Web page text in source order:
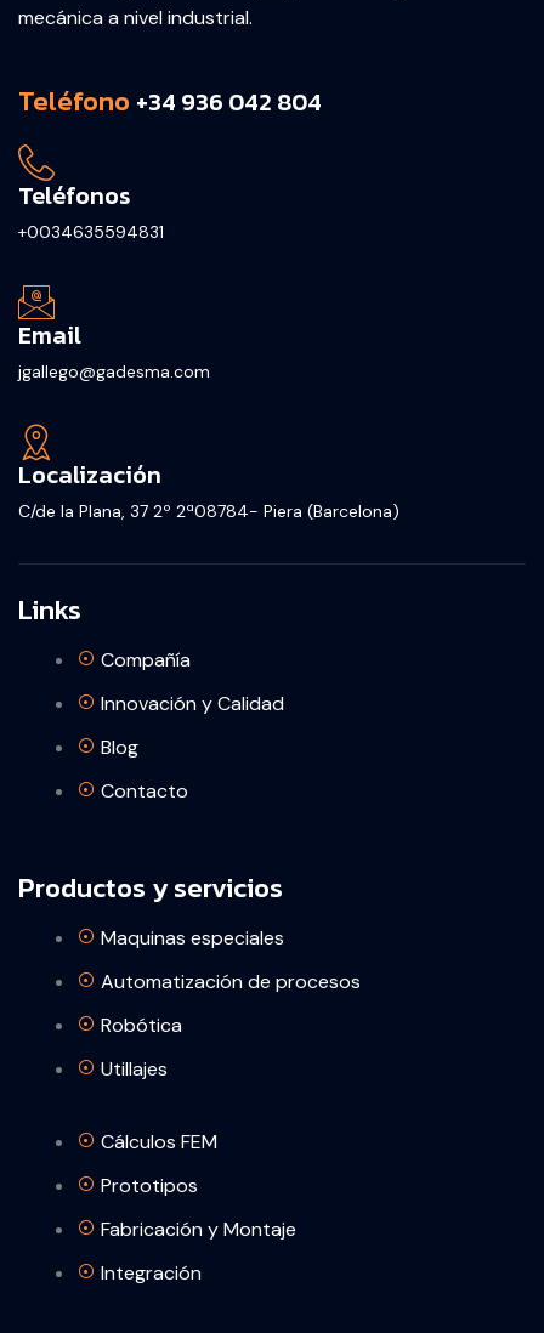
mecánica a nivel industrial.
Teléfono +34 936 042 804
Teléfonos
+0034635594831
Email
jgallego@gadesma.com
Localización
C/de la Plana, 37 2º 2ª08784- Piera (Barcelona)
Links
Compañía
Innovación y Calidad
Blog
Contacto
Productos y servicios
Maquinas especiales
Automatización de procesos
Robótica
Utillajes
Cálculos FEM
Prototipos
Fabricación y Montaje
Integración